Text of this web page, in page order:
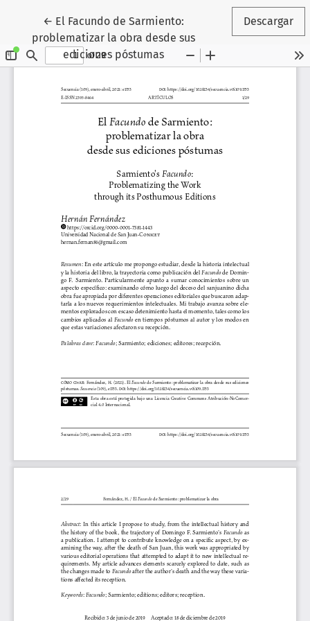
← Volver a los detalles del artículo
El Facundo de Sarmiento:
problematizar la obra desde sus
ediciones póstumas
Descargar